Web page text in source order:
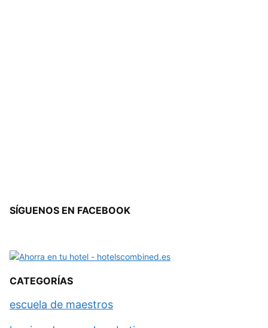
SÍGUENOS EN FACEBOOK
CATEGORÍAS
escuela de maestros